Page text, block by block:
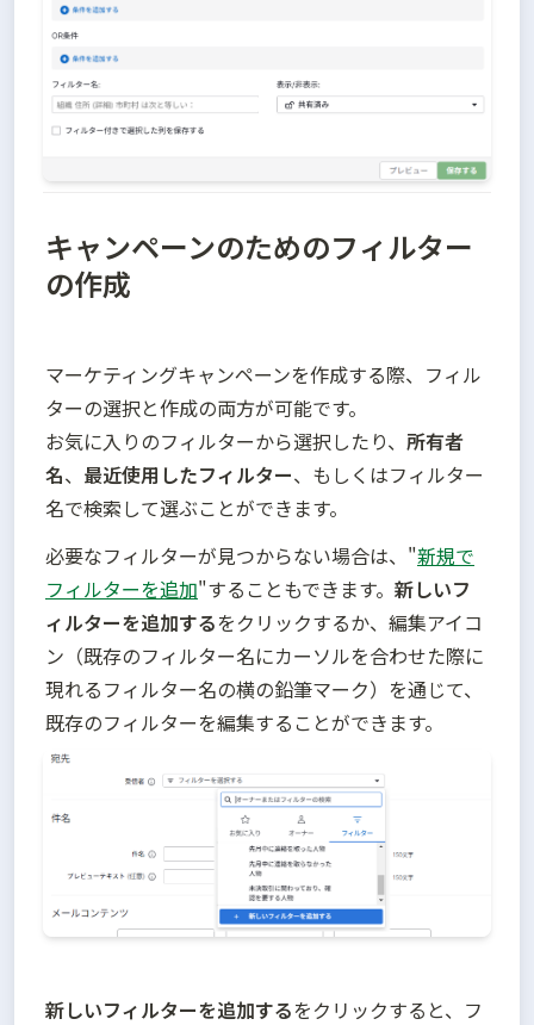
キャンペーンのためのフィルター
の作成
マーケティングキャンペーンを作成する際、フィル
ターの選択と作成の両方が可能です。
お気に入りのフィルターから選択したり、 所有者
名、 最近使用したフィルター、もしくはフィルター
名で検索して選ぶことができます。
必要なフィルターが見つからない場合は、"新規で
フィルターを追加"することもできます。 新しいフ
ィルターを追加するをクリックするか、編集アイコ
ン（既存のフィルター名にカーソルを合わせた際に
現れるフィルター名の横の鉛筆マーク）を通じて、
既存のフィルターを編集することができます。
新しいフィルターを追加するをクリックすると、フ